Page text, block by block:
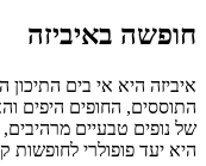
חופשה באיביזה
איביזה היא אי בים התיכון
התוססים, החופים היפים
של נופים טבעיים
היא יעד פופולרי לחופשות